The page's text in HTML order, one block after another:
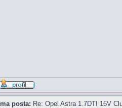
posta: Re: Opel Astra 1.7DTI 16V